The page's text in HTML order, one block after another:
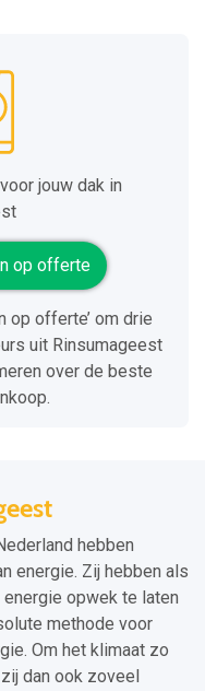
jouw dak in
op offerte
op offerte’ om drie
uit Rinsumageest
over de beste
hebben
energie. Zij hebben als
opwek te laten
methode voor
Om het klimaat zo
dan ook zoveel